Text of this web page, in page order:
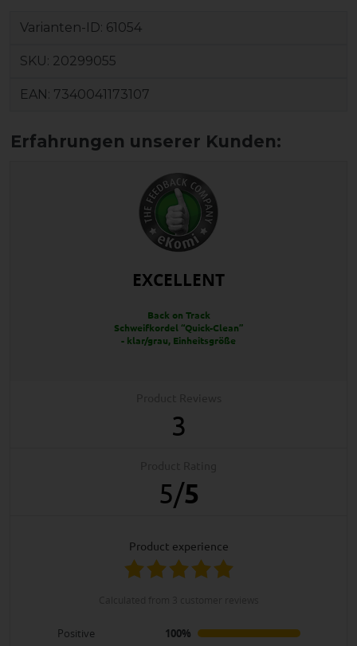
Varianten-ID: 61054
SKU: 20299055
EAN: 7340041173107
EXCELLENT
Back on Track
Schweifkordel “Quick-Clean”
- klar/grau, Einheitsgröße
3
5/5
product experience
Positive
100%